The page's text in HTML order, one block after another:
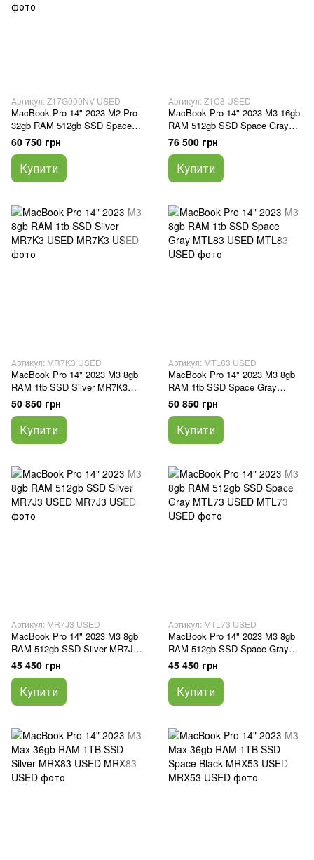
Артикул: Z17G000NV USED
MacBook Pro 14" 2023 M2 Pro
32gb RAM 512gb SSD Space
Gray Z17G000NV USED
60 750 грн
Купити
Артикул: Z1C8 USED
MacBook Pro 14" 2023 M3 16gb
RAM 512gb SSD Space Gray
Z1C8 USED
76 500 грн
Купити
Артикул: MR7K3 USED
MacBook Pro 14" 2023 M3 8gb
RAM 1tb SSD Silver MR7K3
USED
50 850 грн
Купити
Артикул: MTL83 USED
MacBook Pro 14" 2023 M3 8gb
RAM 1tb SSD Space Gray
MTL83 USED
50 850 грн
Купити
Артикул: MR7J3 USED
MacBook Pro 14" 2023 M3 8gb
RAM 512gb SSD Silver MR7J3
USED
45 450 грн
Купити
Артикул: MTL73 USED
MacBook Pro 14" 2023 M3 8gb
RAM 512gb SSD Space Gray
MTL73 USED
45 450 грн
Купити